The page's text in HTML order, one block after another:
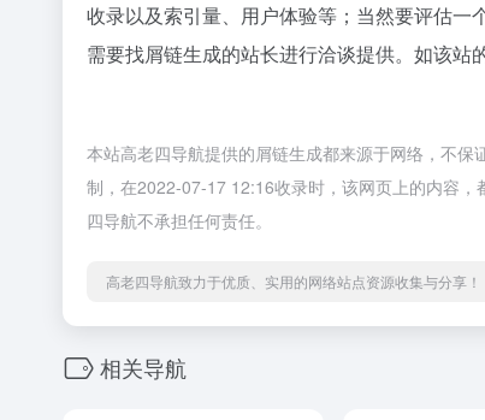
收录以及索引量、用户体验等；当然要评估
需要找屑链生成的站长进行洽谈提供。如该站
本站高老四导航提供的屑链生成都来源于网络，不
制，在2022-07-17 12:16收录时，该网页上的内容
四导航不承担任何责任。
高老四导航致力于优质、实用的网络站点资源收集与分享！
相关导航